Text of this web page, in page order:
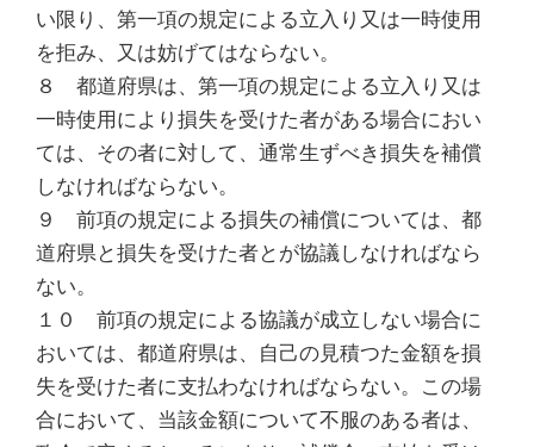
い限り、第一項の規定による立入り又は一時使用
を拒み、又は妨げてはならない。
８ 都道府県は、第一項の規定による立入り又は
一時使用により損失を受けた者がある場合におい
ては、その者に対して、通常生ずべき損失を補償
しなければならない。
９ 前項の規定による損失の補償については、都
道府県と損失を受けた者とが協議しなければなら
ない。
１０ 前項の規定による協議が成立しない場合に
おいては、都道府県は、自己の見積つた金額を損
失を受けた者に支払わなければならない。この場
合において、当該金額について不服のある者は、